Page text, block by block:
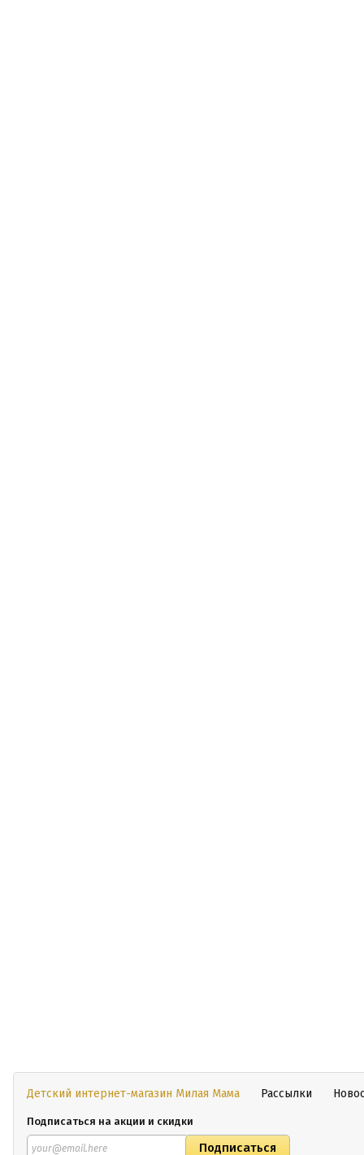
Детский интернет-магазин Милая Мама Рассылки
Подписаться на акции и скидки